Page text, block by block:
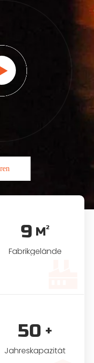
9 M2
Fabrikgelände
50 +
Jahreskapazität